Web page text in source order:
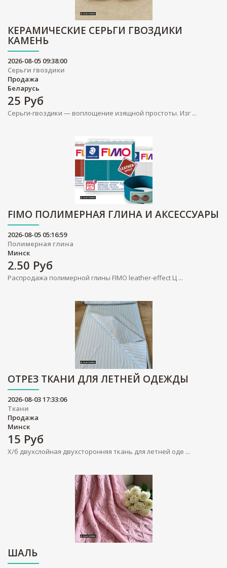
КЕРАМИЧЕСКИЕ СЕРЬГИ ГВОЗДИКИ
КАМЕНЬ
2026-08-05 09:38:00
Серьги гвоздики
Продажа
Беларусь
25 Руб
Серьги-гвоздики — воплощение изящной простоты. Изг ...
FIMO ПОЛИМЕРНАЯ ГЛИНА И АКСЕССУАРЫ
2026-08-05 05:16:59
Полимерная глина
Минск
2.50 Руб
Распродажа полимерной глины FIMO leather-effect Ц ...
ОТРЕЗ ТКАНИ ДЛЯ ЛЕТНЕЙ ОДЕЖДЫ
2026-08-03 17:33:06
Ткани
Продажа
Минск
15 Руб
Х/б двухслойная двухсторонняя ткань для летней оде ...
ШАЛЬ